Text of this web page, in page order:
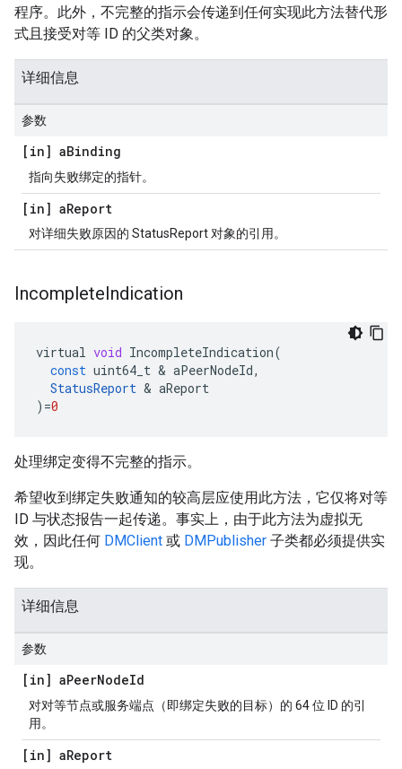
程序。此外，不完整的指示会传递到任何实现此方法替代形
式且接受对等 ID 的父类对象。
详细信息
参数
[in] aBinding
指向失败绑定的指针。
[in] aReport
对详细失败原因的 StatusReport 对象的引用。
IncompleteIndication
virtual void IncompleteIndication(
const uint64_t & aPeerNodeId,
StatusReport & aReport
) =0
处理绑定变得不完整的指示。
希望收到绑定失败通知的较高层应使用此方法，它仅将对等
ID 与状态报告一起传递。事实上，由于此方法为虚拟无
效，因此任何 DMClient 或 DMPublisher 子类都必须提供实
现。
详细信息
参数
[in] aPeerNodeId
对对等节点或服务端点（即绑定失败的目标）的 64 位 ID 的引
用。
[in] aReport